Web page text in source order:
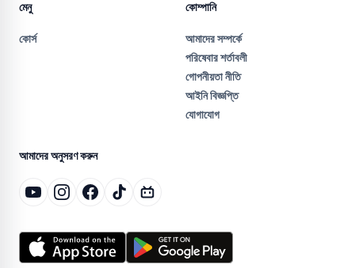
মেনু
কোর্স
কোম্পানি
আমাদের সম্পর্কে
পরিষেবার শর্তাবলী
গোপনীয়তা নীতি
আইনি বিজ্ঞপ্তি
যোগাযোগ
আমাদের অনুসরণ করুন